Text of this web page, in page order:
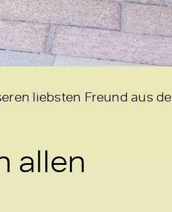
liebsten Freund aus
allen